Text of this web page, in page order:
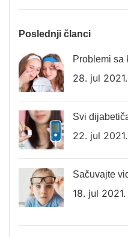
Poslednji članci
Problemi sa
28. jul 2021.
Svi
22. jul 2021.
Sačuvajte
18. jul 2021.